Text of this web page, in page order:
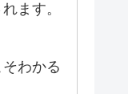
ます。
わかる